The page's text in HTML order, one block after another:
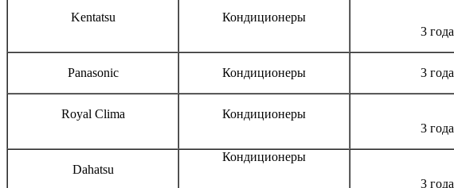
Kentatsu
Кондиционеры
3 года
Panasonic Кондиционеры 3 года
Royal Clima
Кондиционеры
3 года
Dahatsu
Кондиционеры
3 года